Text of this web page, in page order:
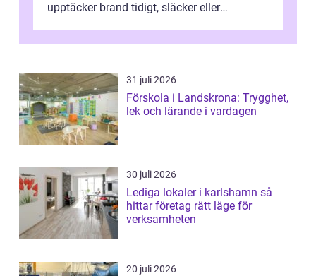
upptäcker brand tidigt, släcker eller
31 juli 2026
Förskola i Landskrona: Trygghet,
lek och lärande i vardagen
30 juli 2026
Lediga lokaler i karlshamn så
hittar företag rätt läge för
verksamheten
20 juli 2026